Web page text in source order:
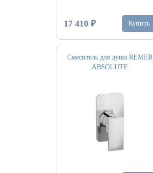
17 410 ₽ Купить
Смеситель для душа REMER
ABSOLUTE